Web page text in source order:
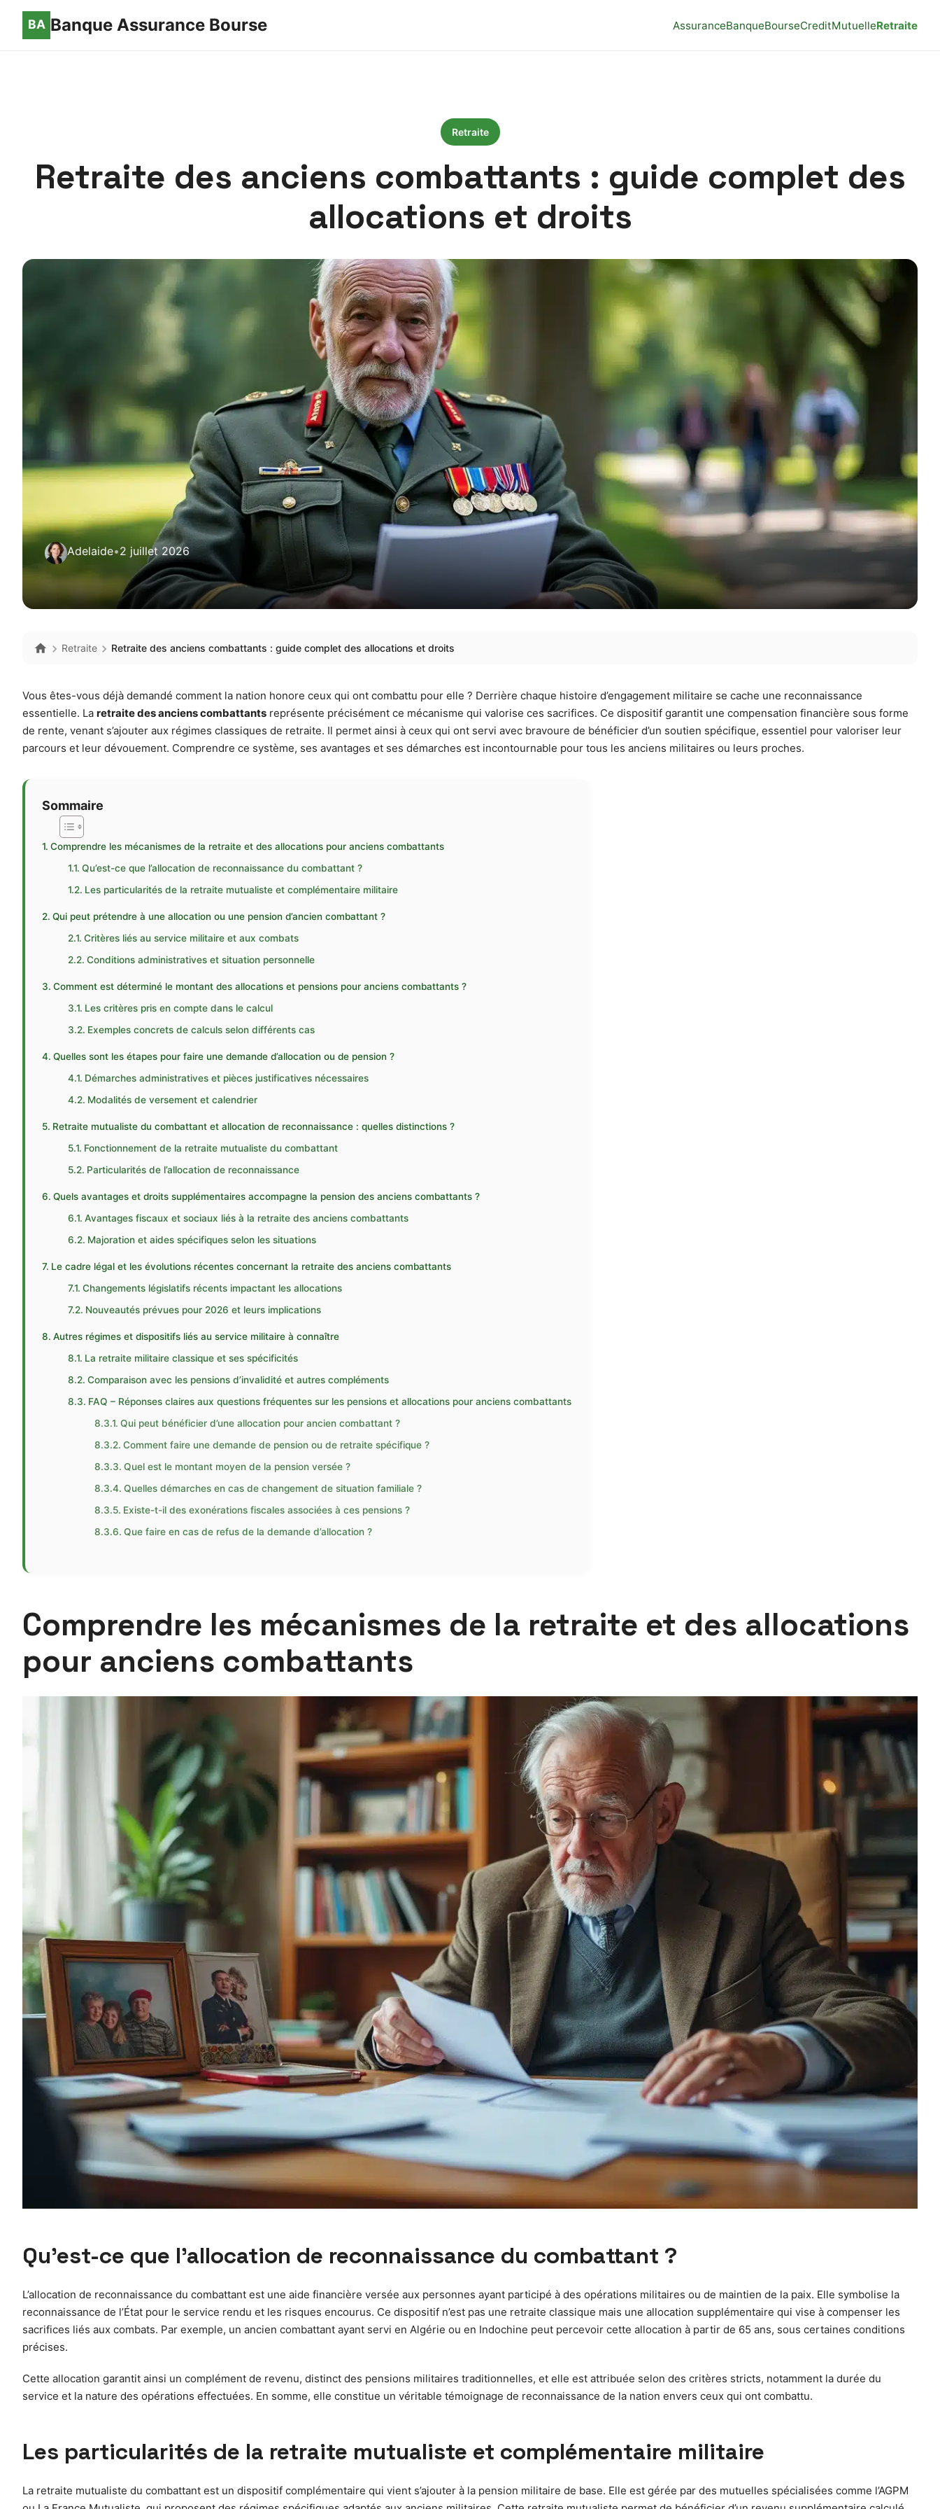
Banque Assurance Bourse AssuranceBanqueBourseCreditMutuelleRetraite
Retraite
Retraite des anciens combattants : guide complet des
allocations et droits
Adelaide•2 juillet 2026
Retraite Retraite des anciens combattants : guide complet des allocations et droits
Vous êtes-vous déjà demandé comment la nation honore ceux qui ont combattu pour elle ? Derrière chaque histoire d’engagement militaire se cache une reconnaissance
essentielle. La retraite des anciens combattants représente précisément ce mécanisme qui valorise ces sacrifices. Ce dispositif garantit une compensation financière sous forme
de rente, venant s’ajouter aux régimes classiques de retraite. Il permet ainsi à ceux qui ont servi avec bravoure de bénéficier d’un soutien spécifique, essentiel pour valoriser leur
parcours et leur dévouement. Comprendre ce système, ses avantages et ses démarches est incontournable pour tous les anciens militaires ou leurs proches.
Sommaire
Comprendre les mécanismes de la retraite et des allocations pour anciens combattants
Qu’est-ce que l’allocation de reconnaissance du combattant ?
Les particularités de la retraite mutualiste et complémentaire militaire
Qui peut prétendre à une allocation ou une pension d’ancien combattant ?
Critères liés au service militaire et aux combats
Conditions administratives et situation personnelle
Comment est déterminé le montant des allocations et pensions pour anciens combattants ?
Les critères pris en compte dans le calcul
Exemples concrets de calculs selon différents cas
Quelles sont les étapes pour faire une demande d’allocation ou de pension ?
Démarches administratives et pièces justificatives nécessaires
Modalités de versement et calendrier
Retraite mutualiste du combattant et allocation de reconnaissance : quelles distinctions ?
Fonctionnement de la retraite mutualiste du combattant
Particularités de l’allocation de reconnaissance
Quels avantages et droits supplémentaires accompagne la pension des anciens combattants ?
Avantages fiscaux et sociaux liés à la retraite des anciens combattants
Majoration et aides spécifiques selon les situations
Le cadre légal et les évolutions récentes concernant la retraite des anciens combattants
Changements législatifs récents impactant les allocations
Nouveautés prévues pour 2026 et leurs implications
Autres régimes et dispositifs liés au service militaire à connaître
La retraite militaire classique et ses spécificités
Comparaison avec les pensions d’invalidité et autres compléments
FAQ – Réponses claires aux questions fréquentes sur les pensions et allocations pour anciens combattants
Qui peut bénéficier d’une allocation pour ancien combattant ?
Comment faire une demande de pension ou de retraite spécifique ?
Quel est le montant moyen de la pension versée ?
Quelles démarches en cas de changement de situation familiale ?
Existe-t-il des exonérations fiscales associées à ces pensions ?
Que faire en cas de refus de la demande d’allocation ?
Comprendre les mécanismes de la retraite et des allocations
pour anciens combattants
Qu’est-ce que l’allocation de reconnaissance du combattant ?
L’allocation de reconnaissance du combattant est une aide financière versée aux personnes ayant participé à des opérations militaires ou de maintien de la paix. Elle symbolise la
reconnaissance de l’État pour le service rendu et les risques encourus. Ce dispositif n’est pas une retraite classique mais une allocation supplémentaire qui vise à compenser les
sacrifices liés aux combats. Par exemple, un ancien combattant ayant servi en Algérie ou en Indochine peut percevoir cette allocation à partir de 65 ans, sous certaines conditions
précises.
Cette allocation garantit ainsi un complément de revenu, distinct des pensions militaires traditionnelles, et elle est attribuée selon des critères stricts, notamment la durée du
service et la nature des opérations effectuées. En somme, elle constitue un véritable témoignage de reconnaissance de la nation envers ceux qui ont combattu.
Les particularités de la retraite mutualiste et complémentaire militaire
La retraite mutualiste du combattant est un dispositif complémentaire qui vient s’ajouter à la pension militaire de base. Elle est gérée par des mutuelles spécialisées comme l’AGPM